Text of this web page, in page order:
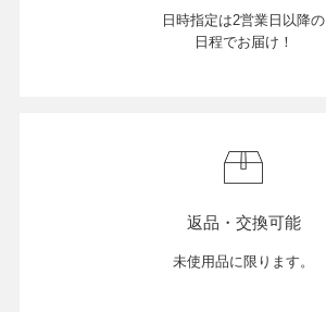
日時指定は2営業日以降の
日程でお届け！
返品・交換可能
未使用品に限ります。